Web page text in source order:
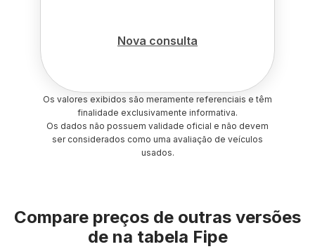
Nova consulta
Os valores exibidos são meramente referenciais e têm
finalidade exclusivamente informativa.
Os dados não possuem validade oficial e não devem
ser considerados como uma avaliação de veículos
usados.
Compare preços de outras versões
de na tabela Fipe